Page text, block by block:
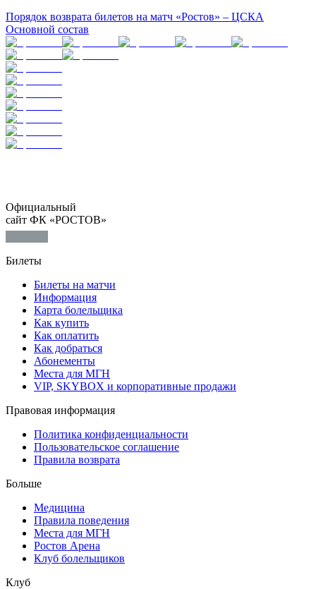
Порядок возврата билетов на матч «Ростов» – ЦСКА
Основной состав
Официальный
сайт ФК «РОСТОВ»
Билеты
Билеты на матчи
Информация
Карта болельщика
Как купить
Как оплатить
Как добраться
Абонементы
Места для МГН
VIP, SKYBOX и корпоративные продажи
Правовая информация
Политика конфиденциальности
Пользовательское соглашение
Правила возврата
Больше
Медицина
Правила поведения
Места для МГН
Ростов Арена
Клуб болельщиков
Клуб